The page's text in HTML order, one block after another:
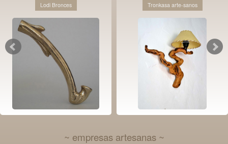
Lodi Bronces Tronkasa arte-sanos
~ empresas artesanas ~